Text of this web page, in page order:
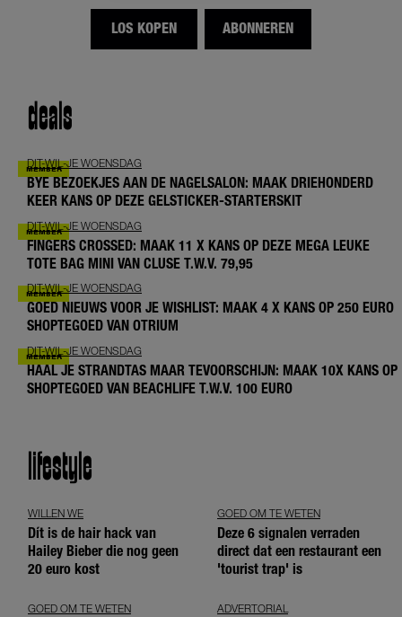
LOS KOPEN ABONNEREN
deals
DIT-WIL-JE WOENSDAG
BYE BEZOEKJES AAN DE NAGELSALON: MAAK DRIEHONDERD
KEER KANS OP DEZE GELSTICKER-STARTERSKIT
DIT-WIL-JE WOENSDAG
FINGERS CROSSED: MAAK 11 X KANS OP DEZE MEGA LEUKE
TOTE BAG MINI VAN CLUSE T.W.V. 79,95
DIT-WIL-JE WOENSDAG
GOED NIEUWS VOOR JE WISHLIST: MAAK 4 X KANS OP 250 EURO
SHOPTEGOED VAN OTRIUM
DIT-WIL-JE WOENSDAG
HAAL JE STRANDTAS MAAR TEVOORSCHIJN: MAAK 10X KANS OP
SHOPTEGOED VAN BEACHLIFE T.W.V. 100 EURO
lifestyle
WILLEN WE
Dít is de hair hack van
Hailey Bieber die nog geen
20 euro kost
GOED OM TE WETEN
Deze 6 signalen verraden
direct dat een restaurant een
'tourist trap' is
GOED OM TE WETEN ADVERTORIAL